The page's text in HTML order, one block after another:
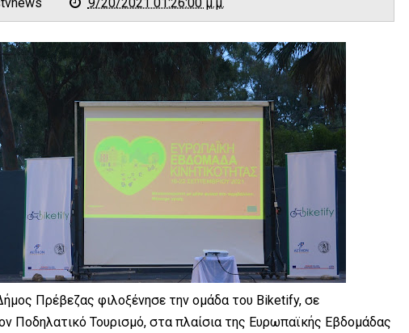
Πρέβεζας φιλοξένησε την ομάδα του Biketify, σε
Ποδηλατικό Τουρισμό, στα πλαίσια της Ευρωπαϊκής Εβδομάδας